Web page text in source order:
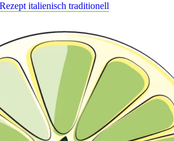
italienisch traditionell